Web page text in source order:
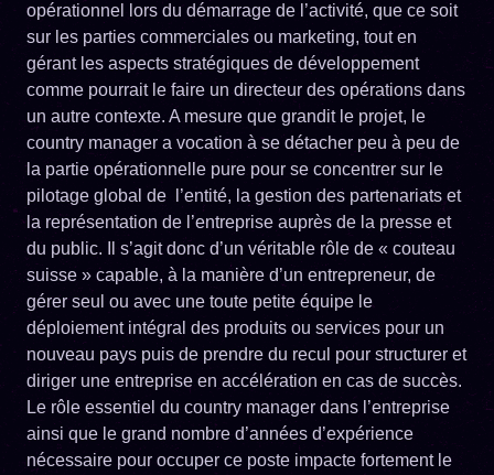
opérationnel lors du démarrage de l’activité, que ce soit
sur les parties commerciales ou marketing, tout en
gérant les aspects stratégiques de développement
comme pourrait le faire un directeur des opérations dans
un autre contexte. A mesure que grandit le projet, le
country manager a vocation à se détacher peu à peu de
la partie opérationnelle pure pour se concentrer sur le
pilotage global de l’entité, la gestion des partenariats et
la représentation de l’entreprise auprès de la presse et
du public. Il s’agit donc d’un véritable rôle de « couteau
suisse » capable, à la manière d’un entrepreneur, de
gérer seul ou avec une toute petite équipe le
déploiement intégral des produits ou services pour un
nouveau pays puis de prendre du recul pour structurer et
diriger une entreprise en accélération en cas de succès.
Le rôle essentiel du country manager dans l’entreprise
ainsi que le grand nombre d’années d’expérience
nécessaire pour occuper ce poste impacte fortement le